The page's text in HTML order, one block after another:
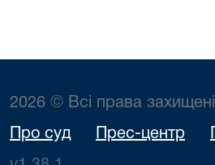
2026 © Всі права захищені
Про суд Прес-центр